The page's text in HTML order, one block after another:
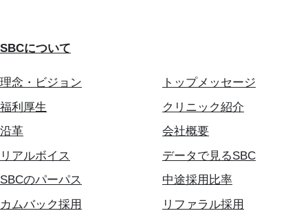
SBCについて
理念・ビジョン
トップメッセージ
福利厚生
クリニック紹介
沿革
会社概要
リアルボイス
データで見るSBC
SBCのパーパス
中途採用比率
カムバック採用
リファラル採用